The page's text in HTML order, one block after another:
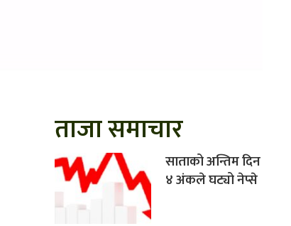
ताजा समाचार
साताको अन्तिम दिन
४ अंकले घट्यो नेप्से